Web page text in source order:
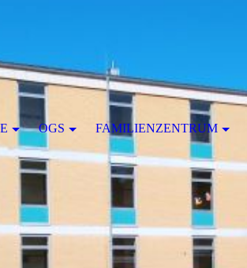
OGS FAMILIENZENTRUM